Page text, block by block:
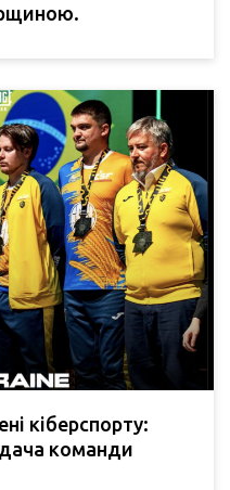
кіберспорту:
команди